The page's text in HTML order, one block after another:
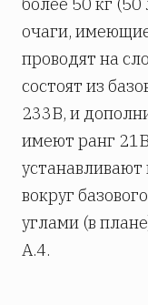
очаги,
проводят на
состоят из
233В, и
имеют ранг
устанавливают
вокруг
углами (в
А.4.